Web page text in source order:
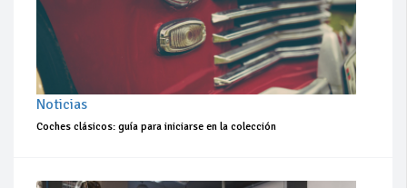
Noticias
Coches clásicos: guía para iniciarse en la colección